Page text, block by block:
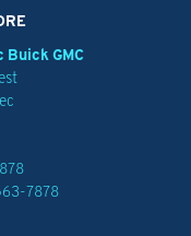
GMC
7878